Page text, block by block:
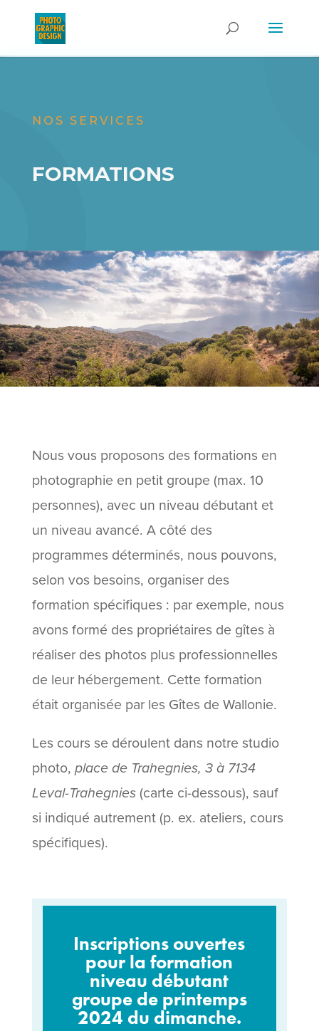
NOS SERVICES
FORMATIONS
Nous vous proposons des formations en
photographie en petit groupe (max. 10
personnes), avec un niveau débutant et
un niveau avancé. A côté des
programmes déterminés, nous pouvons,
selon vos besoins, organiser des
formation spécifiques : par exemple, nous
avons formé des propriétaires de gîtes à
réaliser des photos plus professionnelles
de leur hébergement. Cette formation
était organisée par les Gîtes de Wallonie.
Les cours se déroulent dans notre studio
photo, place de Trahegnies, 3 à 7134
Leval-Trahegnies(carte ci-dessous), sauf
si indiqué autrement (p. ex. ateliers, cours
spécifiques).
Inscriptions ouvertes
pour la formation
niveau débutant
groupe de printemps
2024 du dimanche.